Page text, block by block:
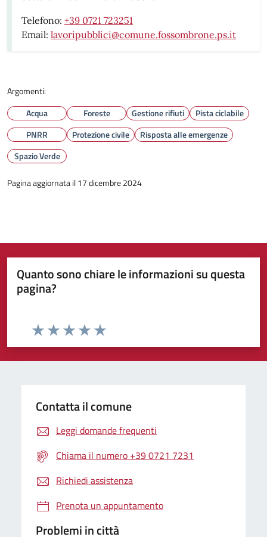
Telefono: +39 0721 723251
Email: lavoripubblici@comune.fossombrone.ps.it
Argomenti:
Acqua
Foreste Gestione rifiuti
Pista ciclabile
PNRR
Protezione civile
Risposta alle emergenze
Spazio Verde
Pagina aggiornata il 17 dicembre 2024
Quanto sono chiare le informazioni su questa
pagina?
Valuta da 1 a 5 stelle la pagina
Valuta 5 stelle su 5
Valuta 4 stelle su 5
Valuta 3 stelle su 5
Valuta 2 stelle su 5
Valuta 1 stelle su 5
Contatta il comune
Leggi domande frequenti
Chiama il numero +39 0721 7231
Richiedi assistenza
Prenota un appuntamento
Problemi in città